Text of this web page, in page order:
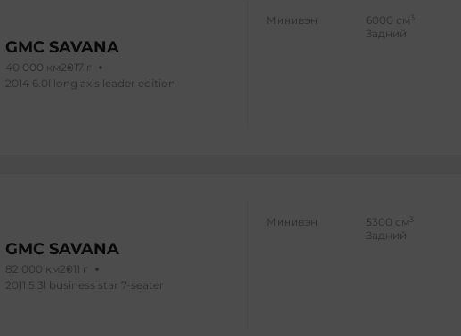
GMC SAVANA
40 000 км2017 г
2014 6.0l long axis leader edition
Минивэн 6000 см 3
Задний
GMC SAVANA
82 000 км2011 г
2011 5.3l business star 7-seater
Минивэн 5300 см 3
Задний